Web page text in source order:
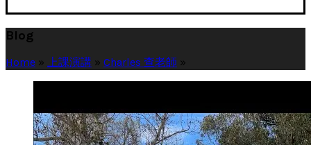
Blog
Home » 上課演講 » Charles 查老師 »